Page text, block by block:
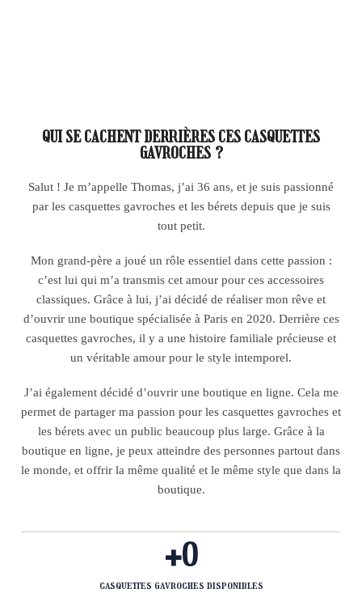
QUI SE CACHENT DERRIÈRES CES CASQUETTES
GAVROCHES ?
Salut ! Je m’appelle Thomas, j’ai 36 ans, et je suis passionné
par les casquettes gavroches et les bérets depuis que je suis
tout petit.
Mon grand-père a joué un rôle essentiel dans cette passion :
c’est lui qui m’a transmis cet amour pour ces accessoires
classiques. Grâce à lui, j’ai décidé de réaliser mon rêve et
d’ouvrir une boutique spécialisée à Paris en 2020. Derrière ces
casquettes gavroches, il y a une histoire familiale précieuse et
un véritable amour pour le style intemporel.
J’ai également décidé d’ouvrir une boutique en ligne. Cela me
permet de partager ma passion pour les casquettes gavroches et
les bérets avec un public beaucoup plus large. Grâce à la
boutique en ligne, je peux atteindre des personnes partout dans
le monde, et offrir la même qualité et le même style que dans la
boutique.
casquettes gavroches disponibles
+0